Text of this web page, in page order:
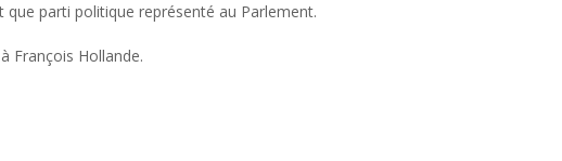
parti politique représenté au Parlement.
François Hollande.